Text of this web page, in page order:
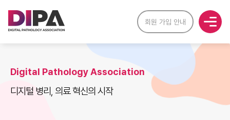
회원 가입 안내
Digital Pathology Association
디지털 병리, 의료 혁신의 시작